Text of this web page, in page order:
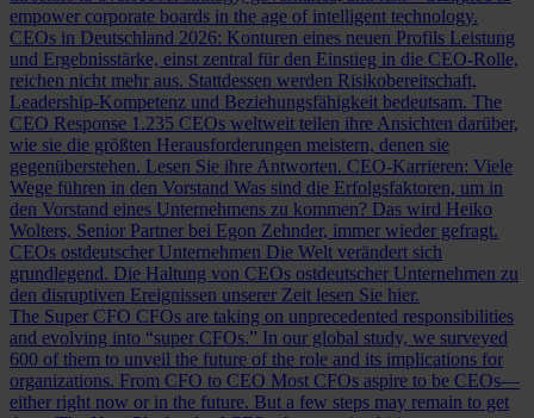
empower corporate boards in the age of intelligent technology.
CEOs in Deutschland 2026: Konturen eines neuen Profils Leistung
und Ergebnisstärke, einst zentral für den Einstieg in die CEO-Rolle,
reichen nicht mehr aus. Stattdessen werden Risikobereitschaft,
Leadership-Kompetenz und Beziehungsfähigkeit bedeutsam. The
CEO Response 1.235 CEOs weltweit teilen ihre Ansichten darüber,
wie sie die größten Herausforderungen meistern, denen sie
gegenüberstehen. Lesen Sie ihre Antworten. CEO-Karrieren: Viele
Wege führen in den Vorstand Was sind die Erfolgsfaktoren, um in
den Vorstand eines Unternehmens zu kommen? Das wird Heiko
Wolters, Senior Partner bei Egon Zehnder, immer wieder gefragt.
CEOs ostdeutscher Unternehmen Die Welt verändert sich
grundlegend. Die Haltung von CEOs ostdeutscher Unternehmen zu
den disruptiven Ereignissen unserer Zeit lesen Sie hier.
The Super CFO CFOs are taking on unprecedented responsibilities
and evolving into “super CFOs.” In our global study, we surveyed
600 of them to unveil the future of the role and its implications for
organizations. From CFO to CEO Most CFOs aspire to be CEOs—
either right now or in the future. But a few steps may remain to get